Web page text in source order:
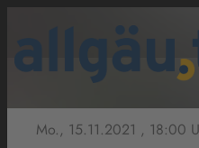
Mo., 15.11.2021 , 18:00